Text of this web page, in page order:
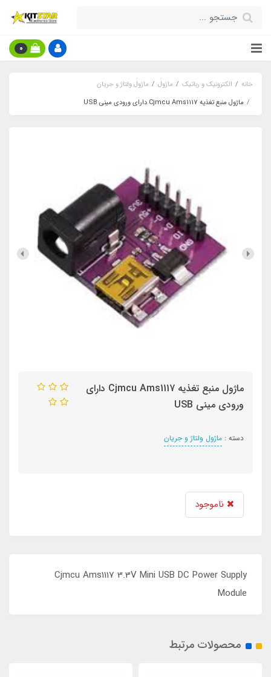
0
خانه الکترونیک و رباتیک ماژول
ماژول ولتاژ و جریان
ماژول منبع تغذیه Cjmcu Ams1117 دارای ورودی مینی USB
ماژول منبع تغذیه Cjmcu Ams1117 دارای
ورودی مینی USB
دسته : ماژول ولتاژ و جریان
ناموجود
Cjmcu Ams1117 3.3V Mini USB DC Power Supply
Module
محصولات مرتبط